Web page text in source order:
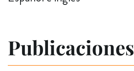
Publicaciones